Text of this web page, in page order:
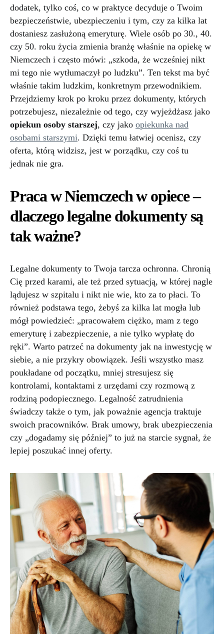
dodatek, tylko coś, co w praktyce decyduje o Twoim
bezpieczeństwie, ubezpieczeniu i tym, czy za kilka lat
dostaniesz zasłużoną emeryturę. Wiele osób po 30., 40.
czy 50. roku życia zmienia branżę właśnie na opiekę w
Niemczech i często mówi: „szkoda, że wcześniej nikt
mi tego nie wytłumaczył po ludzku”. Ten tekst ma być
właśnie takim ludzkim, konkretnym przewodnikiem.
Przejdziemy krok po kroku przez dokumenty, których
potrzebujesz, niezależnie od tego, czy wyjeżdżasz jako
opiekun osoby starszej, czy jako opiekunka nad
osobami starszymi. Dzięki temu łatwiej ocenisz, czy
oferta, którą widzisz, jest w porządku, czy coś tu
jednak nie gra.
Praca w Niemczech w opiece –
dlaczego legalne dokumenty są
tak ważne?
Legalne dokumenty to Twoja tarcza ochronna. Chronią
Cię przed karami, ale też przed sytuacją, w której nagle
lądujesz w szpitalu i nikt nie wie, kto za to płaci. To
również podstawa tego, żebyś za kilka lat mogła lub
mógł powiedzieć: „pracowałem ciężko, mam z tego
emeryturę i zabezpieczenie, a nie tylko wypłatę do
ręki”. Warto patrzeć na dokumenty jak na inwestycję w
siebie, a nie przykry obowiązek. Jeśli wszystko masz
poukładane od początku, mniej stresujesz się
kontrolami, kontaktami z urzędami czy rozmową z
rodziną podopiecznego. Legalność zatrudnienia
świadczy także o tym, jak poważnie agencja traktuje
swoich pracowników. Brak umowy, brak ubezpieczenia
czy „dogadamy się później” to już na starcie sygnał, że
lepiej poszukać innej oferty.